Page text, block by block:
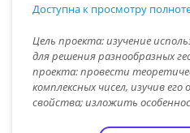
Доступна к просмотру
Цель проекта: изучение
для решения разнообразных
проекта: провести
комплексных чисел, изучив
свойства; изложить